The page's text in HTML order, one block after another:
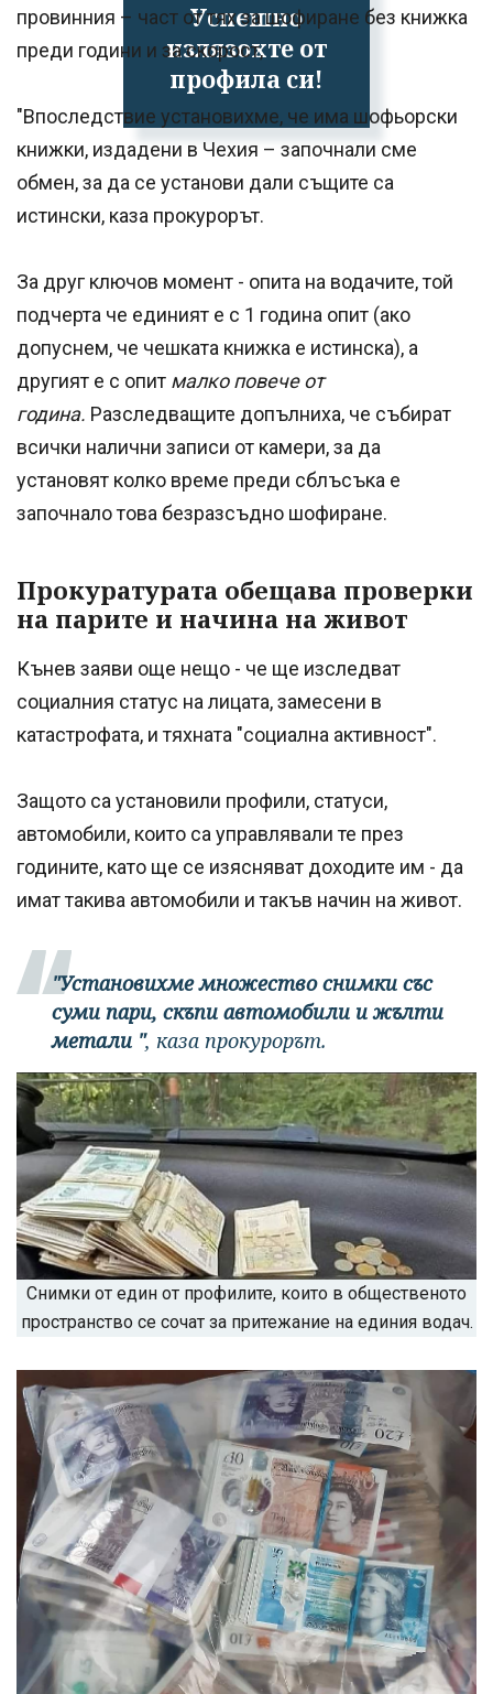
Успешно
излязохте от
профила си!
провинния – част от тях за шофиране без книжка
преди години и за скорост,
"Впоследствие установихме, че има шофьорски
книжки, издадени в Чехия – започнали сме
обмен, за да се установи дали същите са
истински, каза прокурорът.
За друг ключов момент - опита на водачите, той
подчерта че единият е с 1 година опит (ако
допуснем, че чешката книжка е истинска), а
другият е с опит малко повече от
година. Разследващите допълниха, че събират
всички налични записи от камери, за да
установят колко време преди сблъсъка е
започнало това безразсъдно шофиране.
Прокуратурата обещава проверки
на парите и начина на живот
Кънев заяви още нещо - че ще изследват
социалния статус на лицата, замесени в
катастрофата, и тяхната "социална активност".
Защото са установили профили, статуси,
автомобили, които са управлявали те през
годините, като ще се изясняват доходите им - да
имат такива автомобили и такъв начин на живот.
"Установихме множество снимки със
суми пари, скъпи автомобили и жълти
метали ", каза прокурорът.
Снимки от един от профилите, които в общественото
пространство се сочат за притежание на единия водач.